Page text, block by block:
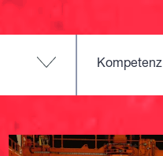
Kompetenz